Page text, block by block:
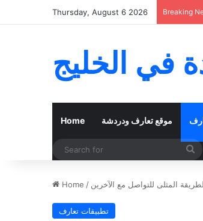
Thursday, August 6 2026 Breaking
في الخليج
Home موقع تعارف ودردشة
Home / المثلى للتواصل مع الآخرين
تطبيقات تعارف